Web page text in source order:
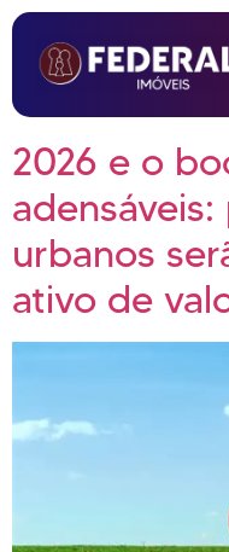
2026 e o
urbanos
ativo de